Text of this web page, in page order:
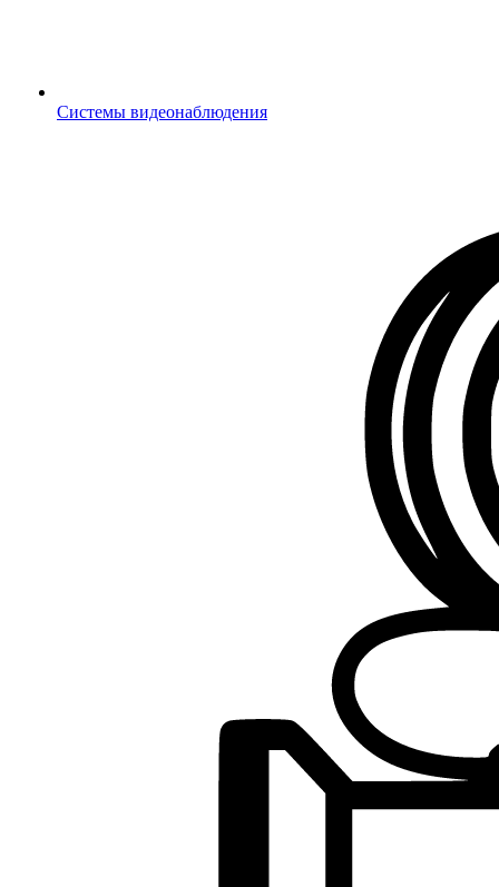
Системы видеонаблюдения